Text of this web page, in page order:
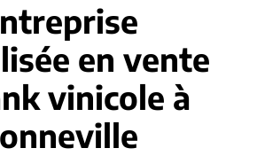
en vente
vinicole à